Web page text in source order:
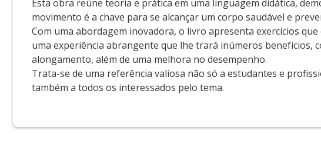
Esta obra reúne teoria e prática em uma linguagem didática,
movimento é a chave para se alcançar um corpo saudável e
Com uma abordagem inovadora, o livro apresenta exercícios
uma experiência abrangente que lhe trará inúmeros benefícios,
alongamento, além de uma melhora no desempenho.
Trata-se de uma referência valiosa não só a estudantes e
também a todos os interessados pelo tema.